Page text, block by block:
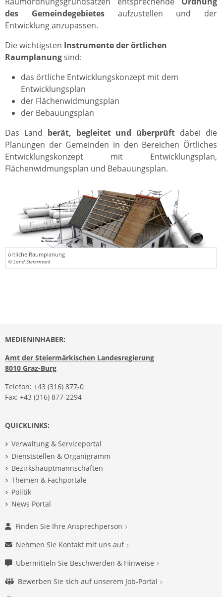
des Gemeindegebietesaufzustellen und der
Entwicklung anzupassen.
Die wichtigsten Instrumente der örtlichen
Raumplanungsind:
das örtliche Entwicklungskonzept mit dem
Entwicklungsplan
der Flächenwidmungsplan
der Bebauungsplan
Das Land berät, begleitet und überprüft dabei die
Planungen der Gemeinden in den Bereichen Örtliches
Entwicklungskonzept mit Entwicklungsplan,
Flächenwidmungsplan und Bebauungsplan.
örtliche Raumplanung
© Land Steiermark
MEDIENINHABER:
Amt der Steiermärkischen Landesregierung
8010 Graz-Burg
Telefon: +43 (316) 877-0
Fax: +43 (316) 877-2294
QUICKLINKS:
Verwaltung & Serviceportal
Dienststellen & Organigramm
Bezirkshauptmannschaften
Themen & Fachportale
Politik
News Portal
Finden Sie Ihre Ansprechperson
Nehmen Sie Kontakt mit uns auf
Übermitteln Sie Beschwerden & Hinweise
Bewerben Sie sich auf unserem Job-Portal